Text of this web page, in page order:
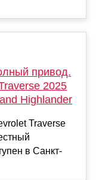
привод.
2025
Highlander
Traverse
в Санкт-